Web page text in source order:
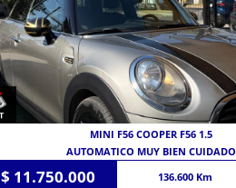
MINI F56 COOPER F56 1.5
AUTOMATICO MUY BIEN CUIDADO
$ 11.750.000 136.600 Km